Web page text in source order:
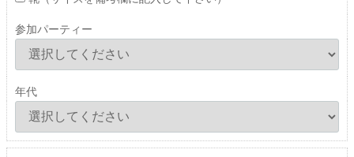
参加パーティー
年代